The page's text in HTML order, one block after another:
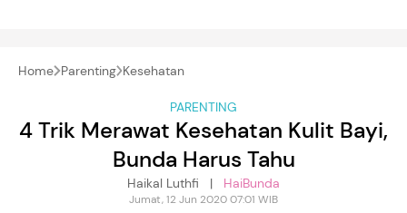
Home Parenting Kesehatan
PARENTING
4 Trik Merawat Kesehatan Kulit Bayi,
Bunda Harus Tahu
Haikal Luthfi | HaiBunda
Jumat, 12 Jun 2020 07:01 WIB